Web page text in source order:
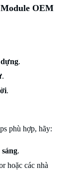
OEM
.
.
.
phù hợp, hãy:
.
hoặc các nhà